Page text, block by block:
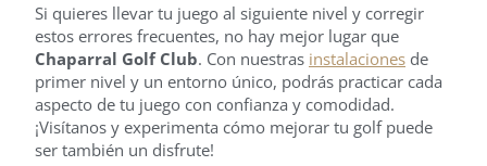
Si quieres llevar tu juego al siguiente nivel y corregir
estos errores frecuentes, no hay mejor lugar que
Chaparral Golf Club. Con nuestras instalaciones de
primer nivel y un entorno único, podrás practicar cada
aspecto de tu juego con confianza y comodidad.
¡Visítanos y experimenta cómo mejorar tu golf puede
ser también un disfrute!